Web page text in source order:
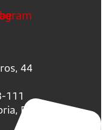
44
111
España.